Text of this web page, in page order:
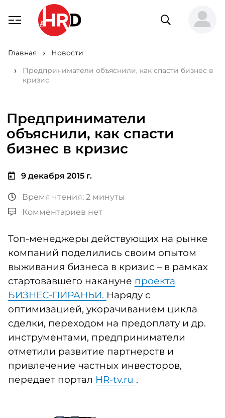
Главная
Новости
Предприниматели объяснили, как спасти бизнес в
кризис
Предприниматели
объяснили, как спасти
бизнес в кризис
9 декабря 2015 г.
Время чтения: 2 минуты
Комментариев нет
Топ-менеджеры действующих на рынке
компаний поделились своим опытом
выживания бизнеса в кризис – в рамках
стартовавшего накануне проекта
БИЗНЕС-ПИРАНЬИ. Наряду с
оптимизацией, укорачиванием цикла
сделки, переходом на предоплату и др.
инструментами, предприниматели
отметили развитие партнерств и
привлечение частных инвесторов,
передает портал HR-tv.ru .